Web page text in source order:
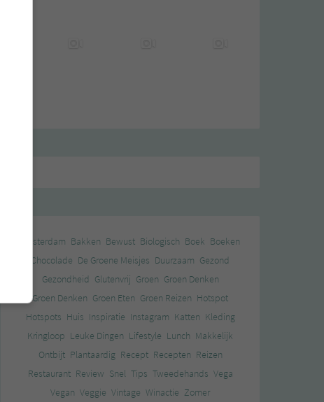
Amsterdam Bakken Bewust Biologisch Boek Boeken
Chocolade De Groene Meisjes Duurzaam Gezond
Gezondheid Glutenvrij Groen Groen Denken
Groen Denken Groen Eten Groen Reizen Hotspot
Hotspots Huis Inspiratie Instagram Katten Kleding
Kringloop Leuke Dingen Lifestyle Lunch Makkelijk
Ontbijt Plantaardig Recept Recepten Reizen
Restaurant Review Snel Tips Tweedehands Vega
Vegan Veggie Vintage Winactie Zomer